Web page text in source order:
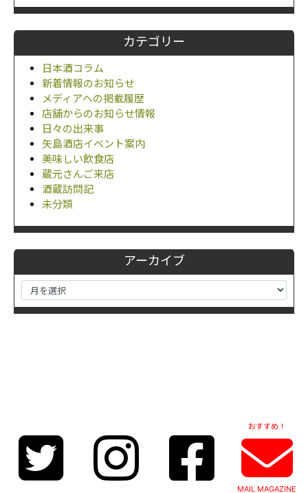
カテゴリー
日本酒コラム
新着情報のお知らせ
メディアへの掲載履歴
店舗からのお知らせ情報
日々の出来事
矢島酒店イベント案内
美味しい飲食店
蔵元さんご来店
酒蔵訪問記
未分類
アーカイブ
おすすめ！
MAIL MAGAZINE